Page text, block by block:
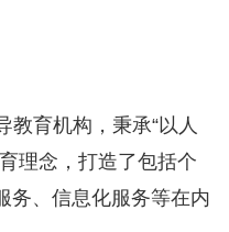
教育机构，秉承“以人
理念，打造了包括个
务、信息化服务等在内